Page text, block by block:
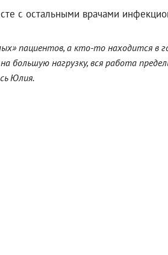
с остальными врачами
а кто-то находится в
большую нагрузку, вся работа
Юлия.